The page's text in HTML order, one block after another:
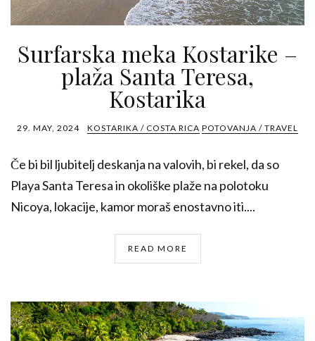
Surfarska meka Kostarike –
plaža Santa Teresa,
Kostarika
29. MAY, 2024 KOSTARIKA / COSTA RICA POTOVANJA / TRAVEL
Če bi bil ljubitelj deskanja na valovih, bi rekel, da so
Playa Santa Teresa in okoliške plaže na polotoku
Nicoya, lokacije, kamor moraš enostavno iti....
READ MORE